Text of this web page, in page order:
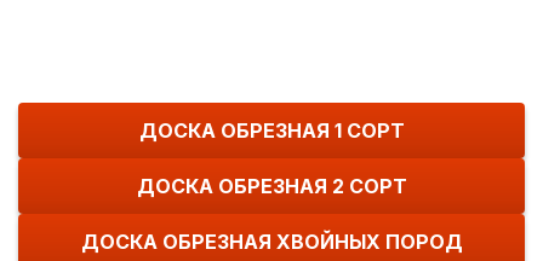
ДОСКА ОБРЕЗНАЯ 1 СОРТ
ДОСКА ОБРЕЗНАЯ 2 СОРТ
ДОСКА ОБРЕЗНАЯ ХВОЙНЫХ ПОРОД